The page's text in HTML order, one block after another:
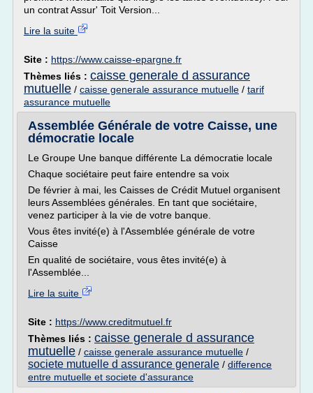
un contrat Assur' Toit Version...
Lire la suite
Site : https://www.caisse-epargne.fr
Thèmes liés : caisse generale d assurance
mutuelle / caisse generale assurance mutuelle / tarif
assurance mutuelle
Assemblée Générale de votre Caisse, une
démocratie locale
Le Groupe Une banque différente La démocratie locale
Chaque sociétaire peut faire entendre sa voix
De février à mai, les Caisses de Crédit Mutuel organisent
leurs Assemblées générales. En tant que sociétaire,
venez participer à la vie de votre banque.
Vous êtes invité(e) à l'Assemblée générale de votre
Caisse
En qualité de sociétaire, vous êtes invité(e) à
l'Assemblée...
Lire la suite
Site : https://www.creditmutuel.fr
Thèmes liés : caisse generale d assurance
mutuelle / caisse generale assurance mutuelle /
societe mutuelle d assurance generale / difference
entre mutuelle et societe d'assurance